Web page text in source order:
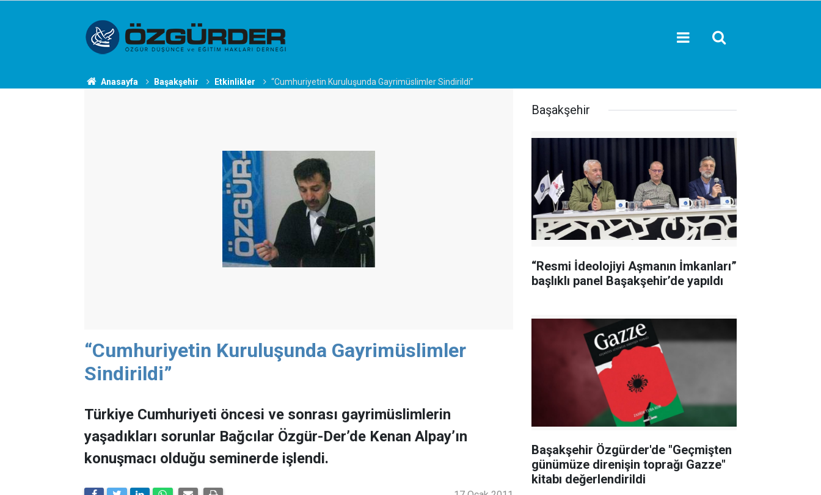
Anasayfa Başakşehir Etkinlikler “Cumhuriyetin Kuruluşunda Gayrimüslimler Sindirildi”
“Cumhuriyetin Kuruluşunda Gayrimüslimler
Sindirildi”
Türkiye Cumhuriyeti öncesi ve sonrası gayrimüslimlerin
yaşadıkları sorunlar Bağcılar Özgür-Der’de Kenan Alpay’ın
konuşmacı olduğu seminerde işlendi.
Başakşehir
“Resmi İdeolojiyi Aşmanın İmkanları”
başlıklı panel Başakşehir’de yapıldı
Başakşehir Özgürder'de "Geçmişten
günümüze direnişin toprağı Gazze"
kitabı değerlendirildi